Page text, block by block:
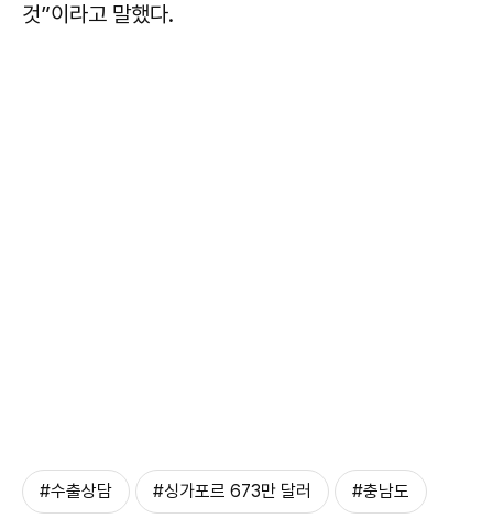
것”이라고 말했다.
#수출상담 #싱가포르 673만 달러 #충남도